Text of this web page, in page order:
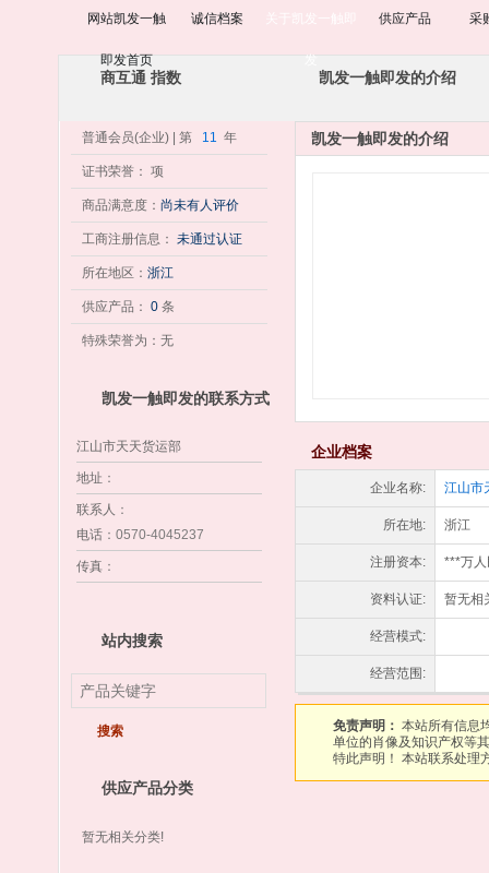
网站凯发一触
即发首页
诚信档案
发
供应产品 采
商互通 指数 凯发一触即发的介绍
普通会员(企业) | 第 11 年
证书荣誉： 项
商品满意度： 尚未有人评价
工商注册信息： 未通过认证
所在地区： 浙江
供应产品： 0 条
特殊荣誉为：无
凯发一触即发的联系方式
江山市天天货运部
地址 ：
联系人 ：
电话 ：0570-4045237
传真 ：
站内搜索
供应产品分类
暂无相关分类!
凯发一触即发的介绍
企业档案
企业名称: 江山市
所在地: 浙江
注册资本: ***万
资料认证: 暂无相
经营模式:
经营范围:
免责声明： 本站所有信息
单位的肖像及知识产权等
特此声明！ 本站联系处理